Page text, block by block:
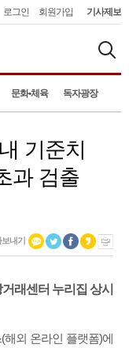
로그인 회원가입 기사제보
문화•체육 독자광장
기준치
과 검출
내기
래센터 누리집 상시
외 온라인 플랫폼)에